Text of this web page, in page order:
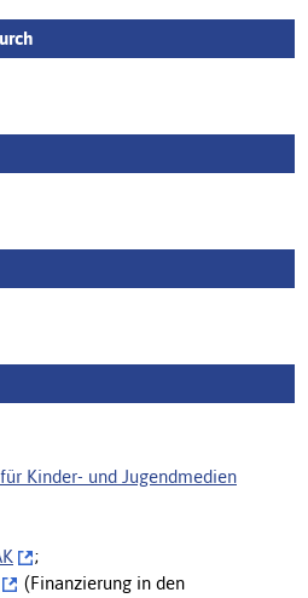
Kinder- und Jugendmedien
;
(Finanzierung in den